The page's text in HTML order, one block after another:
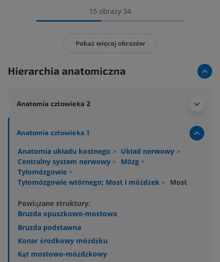
15 obrazy 34
Pokaż więcej obrazów
Hierarchia anatomiczna
Anatomia człowieka 2
Anatomia człowieka 1
Anatomia układu kostnego > Układ nerwowy >
Centralny system nerwowy > Mózg >
Tyłomózgowie >
Tyłomózgowie wtórnego; Most i móżdżek > Most
Powiązane struktury:
Bruzda opuszkowo-mostowa
Bruzda podstawna
Konar środkowy móżdżku
Kąt mostowo-móżdżkowy